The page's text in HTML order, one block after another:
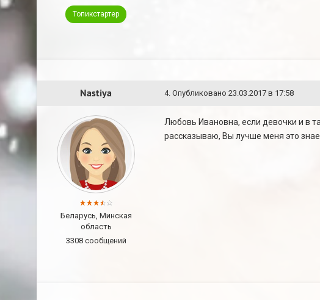
Топикстартер
Nastiya 4. Опубликовано 23.03.2017 в 17:58
Беларусь, Минская
область
3308 сообщений
Любовь Ивановна, если девочки и в
рассказываю, Вы лучше меня это